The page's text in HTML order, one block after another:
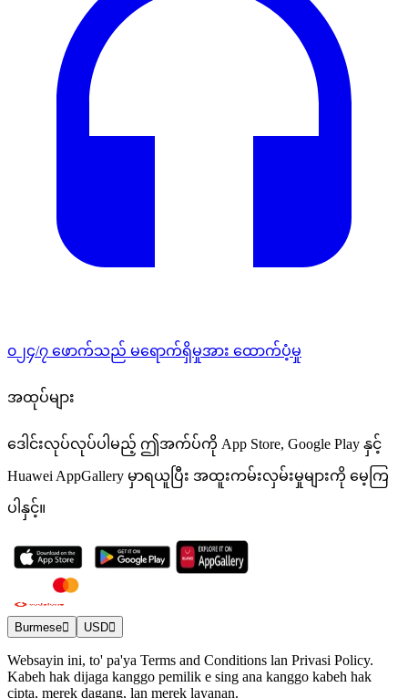
၀၂၄/၇ ဖောက်သည် မရောက်ရှိမှုအား ထောက်ပံ့မှု
အထုပ်များ
ဒေါင်းလုပ်လုပ်ပါမည့် ဤအက်ပ်ကို App Store, Google Play နှင့်
Huawei AppGallery မှာရယူပြီး အထူးကမ်းလှမ်းမှုများကို မေ့ကြ
ပါနှင့်။
Burmese USD
Websayin ini, to' pa'ya Terms and Conditions lan Privasi Policy.
Kabeh hak dijaga kanggo pemilik e sing ana kanggo kabeh hak
cipta, merek dagang, lan merek layanan.